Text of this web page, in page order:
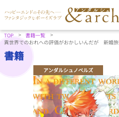
TOP
書籍一覧
異世界でのおれへの評価がおかしいんだが 新婚
書籍
アンダルシュノベルズ